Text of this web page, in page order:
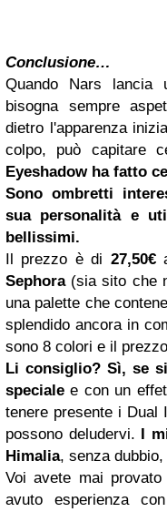
Conclusione…
Quando Nars lancia
bisogna sempre
dietro l'apparenza
colpo, può capitare
Eyeshadow ha fatto
Sono ombretti
sua personalità e
bellissimi.
Il prezzo è di 27,50€
Sephora(sia sito che
una palette che
splendido ancora in
sono 8 colori e il
Li consiglio? Sì, se
speciale e con un
tenere presente i Dual
possono deludervi.
I
Himalia, senza dubbio,
Voi avete mai
avuto esperienza